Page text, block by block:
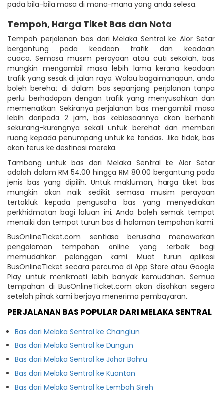
pada bila-bila masa di mana-mana yang anda selesa.
Tempoh, Harga Tiket Bas dan Nota
Tempoh perjalanan bas dari Melaka Sentral ke Alor Setar
bergantung pada keadaan trafik dan keadaan
cuaca. Semasa musim perayaan atau cuti sekolah, bas
mungkin mengambil masa lebih lama kerana keadaan
trafik yang sesak di jalan raya. Walau bagaimanapun, anda
boleh berehat di dalam bas sepanjang perjalanan tanpa
perlu berhadapan dengan trafik yang menyusahkan dan
memenatkan. Sekiranya perjalanan bas mengambil masa
lebih daripada 2 jam, bas kebiasaannya akan berhenti
sekurang-kurangnya sekali untuk berehat dan memberi
ruang kepada penumpang untuk ke tandas. Jika tidak, bas
akan terus ke destinasi mereka.
Tambang untuk bas dari Melaka Sentral ke Alor Setar
adalah dalam RM 54.00 hingga RM 80.00 bergantung pada
jenis bas yang dipilih. Untuk makluman, harga tiket bas
mungkin akan naik sedikit semasa musim perayaan
tertakluk kepada pengusaha bas yang menyediakan
perkhidmatan bagi laluan ini. Anda boleh semak tempat
menaiki dan tempat turun bas di halaman tempahan kami.
BusOnlineTicket.com sentiasa berusaha menawarkan
pengalaman tempahan online yang terbaik bagi
memudahkan pelanggan kami. Muat turun aplikasi
BusOnlineTicket secara percuma di App Store atau Google
Play untuk menikmati lebih banyak kemudahan. Semua
tempahan di BusOnlineTicket.com akan disahkan segera
setelah pihak kami berjaya menerima pembayaran.
PERJALANAN BAS POPULAR DARI MELAKA SENTRAL
Bas dari Melaka Sentral ke Changlun
Bas dari Melaka Sentral ke Dungun
Bas dari Melaka Sentral ke Johor Bahru
Bas dari Melaka Sentral ke Kuantan
Bas dari Melaka Sentral ke Lembah Sireh